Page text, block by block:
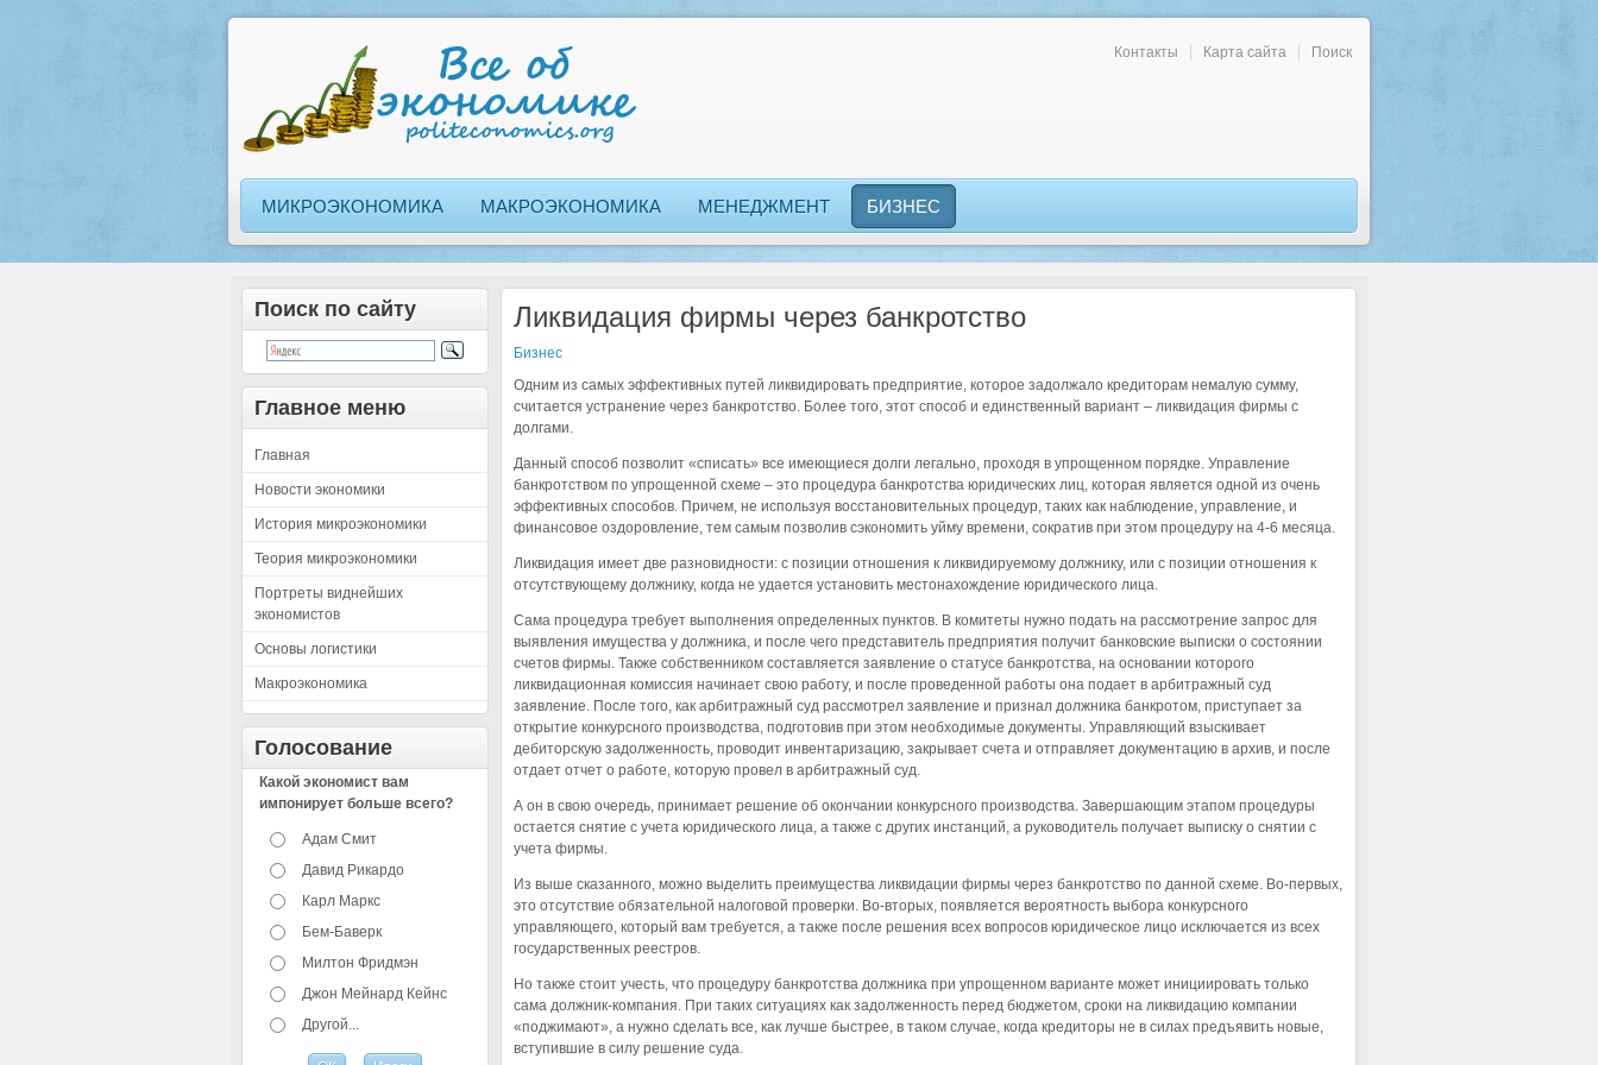
Контакты Карта сайта Поиск
МИКРОЭКОНОМИКА МАКРОЭКОНОМИКА МЕНЕДЖМЕНТ БИЗНЕС
Поиск по сайту
Главное меню
Главная
Новости экономики
История микроэкономики
Теория микроэкономики
Портреты виднейших
экономистов
Основы логистики
Макроэкономика
Голосование
Какой экономист вам
импонирует больше всего?
Адам Смит
Давид Рикардо
Карл Маркс
Бем-Баверк
Милтон Фридмэн
Джон Мейнард Кейнс
Другой...
Ликвидация фирмы через банкротство
Бизнес
Одним из самых эффективных путей ликвидировать предприятие, которое задолжало кредиторам немалую сумму,
считается устранение через банкротство. Более того, этот способ и единственный вариант – ликвидация фирмы с
долгами.
Данный способ позволит «списать» все имеющиеся долги легально, проходя в упрощенном порядке. Управление
банкротством по упрощенной схеме – это процедура банкротства юридических лиц, которая является одной из очень
эффективных способов. Причем, не используя восстановительных процедур, таких как наблюдение, управление, и
финансовое оздоровление, тем самым позволив сэкономить уйму времени, сократив при этом процедуру на 4-6 месяца.
Ликвидация имеет две разновидности: с позиции отношения к ликвидируемому должнику, или с позиции отношения к
отсутствующему должнику, когда не удается установить местонахождение юридического лица.
Сама процедура требует выполнения определенных пунктов. В комитеты нужно подать на рассмотрение запрос для
выявления имущества у должника, и после чего представитель предприятия получит банковские выписки о состоянии
счетов фирмы. Также собственником составляется заявление о статусе банкротства, на основании которого
ликвидационная комиссия начинает свою работу, и после проведенной работы она подает в арбитражный суд
заявление. После того, как арбитражный суд рассмотрел заявление и признал должника банкротом, приступает за
открытие конкурсного производства, подготовив при этом необходимые документы. Управляющий взыскивает
дебиторскую задолженность, проводит инвентаризацию, закрывает счета и отправляет документацию в архив, и после
отдает отчет о работе, которую провел в арбитражный суд.
А он в свою очередь, принимает решение об окончании конкурсного производства. Завершающим этапом процедуры
остается снятие с учета юридического лица, а также с других инстанций, а руководитель получает выписку о снятии с
учета фирмы.
Из выше сказанного, можно выделить преимущества ликвидации фирмы через банкротство по данной схеме. Во-первых,
это отсутствие обязательной налоговой проверки. Во-вторых, появляется вероятность выбора конкурсного
управляющего, который вам требуется, а также после решения всех вопросов юридическое лицо исключается из всех
государственных реестров.
Но также стоит учесть, что процедуру банкротства должника при упрощенном варианте может инициировать только
сама должник-компания. При таких ситуациях как задолженность перед бюджетом, сроки на ликвидацию компании
«поджимают», а нужно сделать все, как лучше быстрее, в таком случае, когда кредиторы не в силах предъявить новые,
вступившие в силу решение суда.